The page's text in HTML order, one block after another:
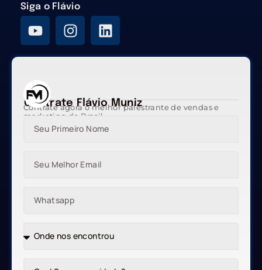
Siga o Flávio
Contrate Flávio Muniz
Contrate agora o melhor palestrante de vendas e
marketing do Brasil